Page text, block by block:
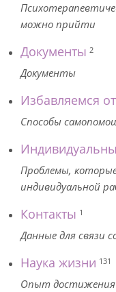
можно прийти
Документы 2
Документы
Избавляемся
Способы
Проблемы,
индивидуальной
Контакты 1
Данные для связи
Наука жизни 131
Опыт достижения